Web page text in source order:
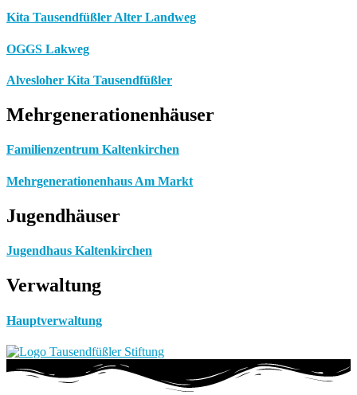
Kita Tausendfüßler Alter Landweg
OGGS Lakweg
Alvesloher Kita Tausendfüßler
Mehrgenerationenhäuser
Familienzentrum Kaltenkirchen
Mehrgenerationenhaus Am Markt
Jugendhäuser
Jugendhaus Kaltenkirchen
Verwaltung
Hauptverwaltung